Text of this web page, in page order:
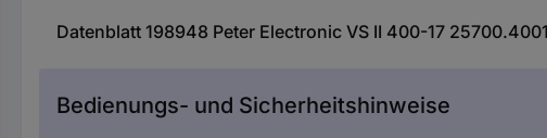
Datenblatt 198948 Peter Electronic VS II 400-17
Bedienungs- und Sicherheitshinweise